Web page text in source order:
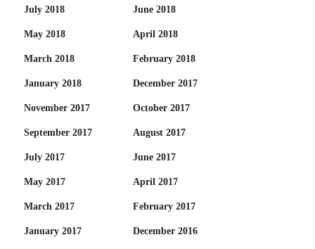
July 2018 June 2018
May 2018 April 2018
March 2018 February 2018
January 2018 December 2017
November 2017 October 2017
September 2017 August 2017
July 2017 June 2017
May 2017 April 2017
March 2017 February 2017
January 2017 December 2016